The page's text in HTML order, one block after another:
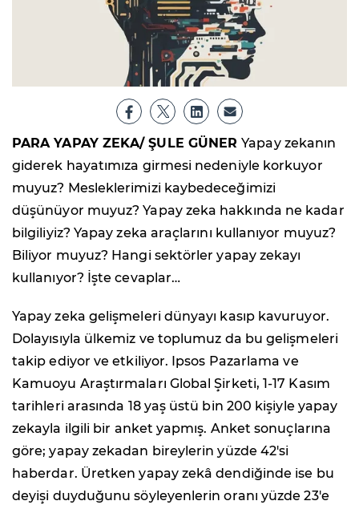
PARA YAPAY ZEKA/ ŞULE GÜNERYapay zekanın
giderek hayatımıza girmesi nedeniyle korkuyor
muyuz? Mesleklerimizi kaybedeceğimizi
düşünüyor muyuz? Yapay zeka hakkında ne kadar
bilgiliyiz? Yapay zeka araçlarını kullanıyor muyuz?
Biliyor muyuz? Hangi sektörler yapay zekayı
kullanıyor? İşte cevaplar…
Yapay zeka gelişmeleri dünyayı kasıp kavuruyor.
Dolayısıyla ülkemiz ve toplumuz da bu gelişmeleri
takip ediyor ve etkiliyor. Ipsos Pazarlama ve
Kamuoyu Araştırmaları Global Şirketi, 1-17 Kasım
tarihleri arasında 18 yaş üstü bin 200 kişiyle yapay
zekayla ilgili bir anket yapmış. Anket sonuçlarına
göre; yapay zekadan bireylerin yüzde 42'si
haberdar. Üretken yapay zekâ dendiğinde ise bu
deyişi duyduğunu söyleyenlerin oranı yüzde 23'e